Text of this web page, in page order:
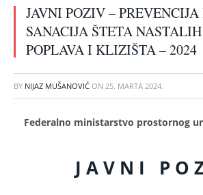
JAVNI POZIV –
SANACIJA ŠTETA
POPLAVA I KLIZIŠTA – 2024
BY NIJAZ MUŠANOVIĆ ON 25. MARTA 2024.
Federalno ministarstvo prostornog
J A V N I P O